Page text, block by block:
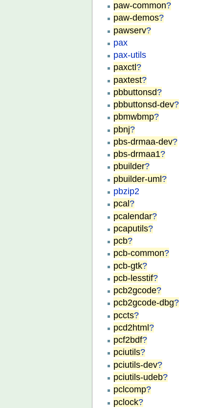
paw-common?
paw-demos?
pawserv?
pax
pax-utils
paxctl?
paxtest?
pbbuttonsd?
pbbuttonsd-dev?
pbmwbmp?
pbnj?
pbs-drmaa-dev?
pbs-drmaa1?
pbuilder?
pbuilder-uml?
pbzip2
pcal?
pcalendar?
pcaputils?
pcb?
pcb-common?
pcb-gtk?
pcb-lesstif?
pcb2gcode?
pcb2gcode-dbg?
pccts?
pcd2html?
pcf2bdf?
pciutils?
pciutils-dev?
pciutils-udeb?
pclcomp?
pclock?